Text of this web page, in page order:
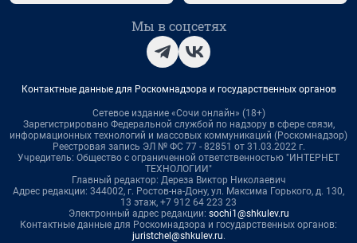
Мы в соцсетях
Контактные данные для Роскомнадзора и государственных органов
Сетевое издание «Сочи онлайн» (18+)
Зарегистрировано Федеральной службой по надзору в сфере связи,
информационных технологий и массовых коммуникаций (Роскомнадзор)
Реестровая запись ЭЛ № ФС 77 - 82851 от 31.03.2022 г.
Учредитель: Общество с ограниченной ответственностью "ИНТЕРНЕТ
ТЕХНОЛОГИИ"
Главный редактор: Дереза Виктор Николаевич
Адрес редакции: 344002, г. Ростов-на-Дону, ул. Максима Горького, д. 130,
13 этаж, +7 912 64 223 23
Электронный адрес редакции: sochi1@shkulev.ru
Контактные данные для Роскомнадзора и государственных органов:
juristchel@shkulev.ru.